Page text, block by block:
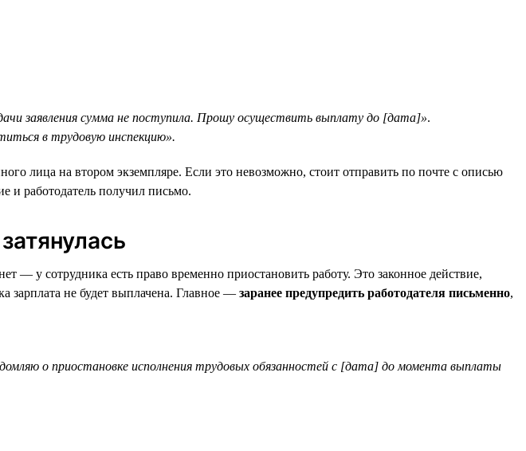
заявления сумма не поступила. Прошу осуществить выплату до [дата]».
в трудовую инспекцию».
лица на втором экземпляре. Если это невозможно, стоит отправить по почте с описью
и работодатель получил письмо.
— у сотрудника есть право временно приостановить работу. Это законное действие,
зарплата не будет выплачена. Главное — заранее предупредить работодателя письменно,
о приостановке исполнения трудовых обязанностей с [дата] до момента выплаты